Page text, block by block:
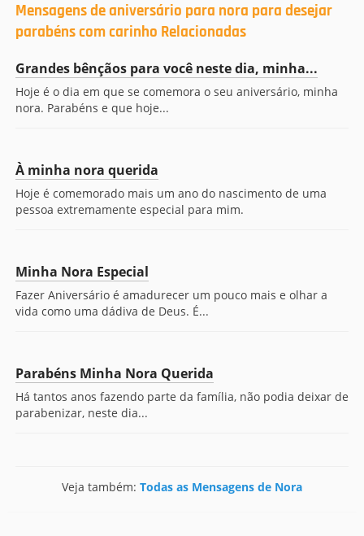
Mensagens de aniversário para nora para desejar
parabéns com carinho Relacionadas
Grandes bênçãos para você neste dia, minha...
Hoje é o dia em que se comemora o seu aniversário, minha
nora. Parabéns e que hoje...
À minha nora querida
Hoje é comemorado mais um ano do nascimento de uma
pessoa extremamente especial para mim.
Minha Nora Especial
Fazer Aniversário é amadurecer um pouco mais e olhar a
vida como uma dádiva de Deus. É...
Parabéns Minha Nora Querida
Há tantos anos fazendo parte da família, não podia deixar de
parabenizar, neste dia...
Veja também: Todas as Mensagens de Nora